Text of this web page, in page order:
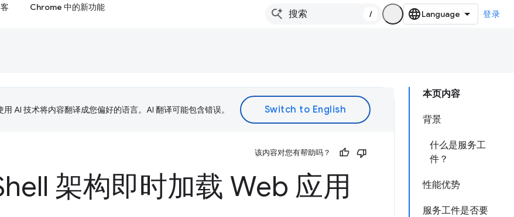
Chrome 中的新功能
/ 登录
本页内容
背景
什么是服务工
件？
性能优势
服务工件是否要
AI 技术将内容翻译成您偏好的语言。AI 翻译可能包含错误。
该内容对您有帮助吗？
架构即时加载 Web 应用